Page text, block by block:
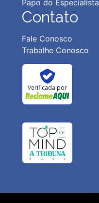
Papo do Especialista
Contato
Fale Conosco
Trabalhe Conosco
Verificada por